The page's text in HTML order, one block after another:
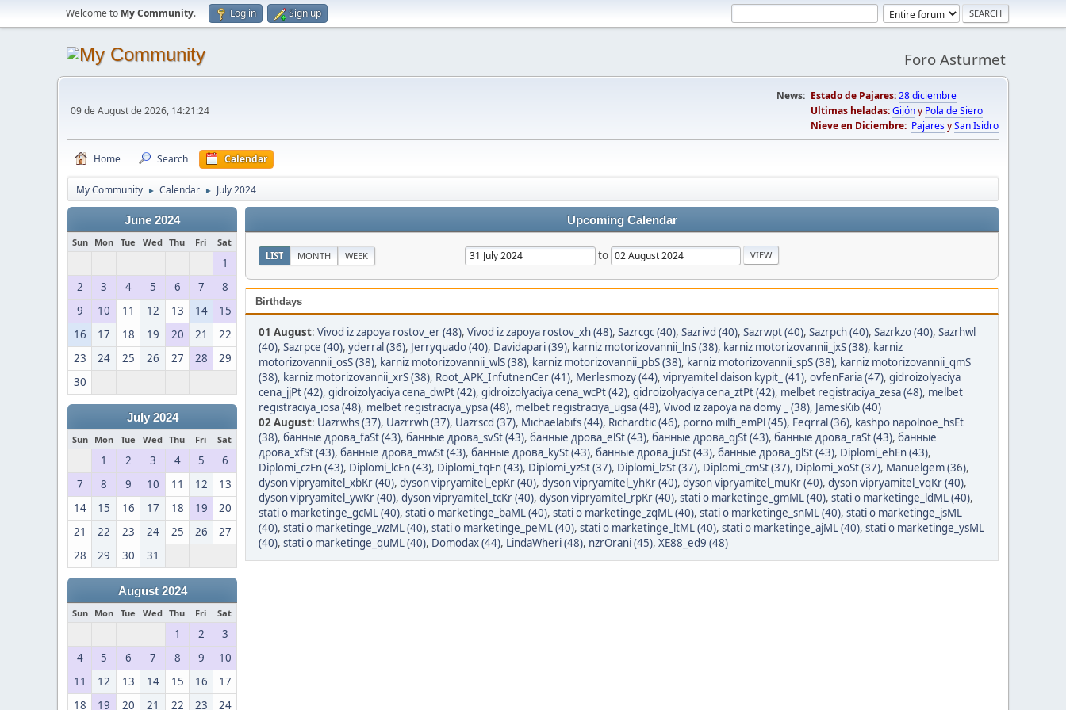
Welcome to My Community. Log in Sign up
Foro Asturmet
09 de August de 2026, 14:21:24
News: Estado de Pajares:28 diciembre
Ultimas heladas:Gijóny Pola de Siero
Nieve en Diciembre: PajaresySan Isidro
Home Search Calendar
My Community ► Calendar ► July 2024
June 2024
Sun Mon Tue Wed Thu Fri Sat
1
2
3 4 5 6 7
8
9
10 11 12 13 14
15
16
17 18 19 20 21
22
23
24 25 26 27 28
29
30
July 2024
Sun Mon Tue Wed Thu Fri Sat
1 2 3 4 5
6
7
8 9 10 11 12
13
14
15 16 17 18 19
20
21
22 23 24 25 26
27
28
29 30 31
August 2024
Sun Mon Tue Wed Thu Fri Sat
1 2
3
4
5 6 7 8 9
10
11
12 13 14 15 16
17
18
19 20 21 22 23 24
Upcoming Calendar
LIST MONTH WEEK to
Birthdays
01 August: Vivod iz zapoya rostov_er (48), Vivod iz zapoya rostov_xh (48), Sazrcgc (40), Sazrivd (40), Sazrwpt (40), Sazrpch (40), Sazrkzo (40), Sazrhwl
(40), Sazrpce (40), yderral (36), Jerryquado (40), Davidapari (39), karniz motorizovannii_lnS (38), karniz motorizovannii_jxS (38), karniz
motorizovannii_osS (38), karniz motorizovannii_wlS (38), karniz motorizovannii_pbS (38), karniz motorizovannii_spS (38), karniz motorizovannii_qmS
(38), karniz motorizovannii_xrS (38), Root_APK_InfutnenCer (41), Merlesmozy (44), vipryamitel daison kypit_ (41), ovfenFaria (47), gidroizolyaciya
cena_jjPt (42), gidroizolyaciya cena_dwPt (42), gidroizolyaciya cena_wcPt (42), gidroizolyaciya cena_ztPt (42), melbet registraciya_zesa (48), melbet
registraciya_iosa (48), melbet registraciya_ypsa (48), melbet registraciya_ugsa (48), Vivod iz zapoya na domy _ (38), JamesKib (40)
02 August: Uazrwhs (37), Uazrrwh (37), Uazrscd (37), Michaelabifs (44), Richardtic (46), porno milfi_emPl (45), Feqrral (36), kashpo napolnoe_hsEt
(38), банные дрова_faSt (43), банные дрова_svSt (43), банные дрова_elSt (43), банные дрова_qjSt (43), банные дрова_raSt (43), банные
дрова_xfSt (43), банные дрова_mwSt (43), банные дрова_kySt (43), банные дрова_juSt (43), банные дрова_glSt (43), Diplomi_ehEn (43),
Diplomi_czEn (43), Diplomi_lcEn (43), Diplomi_tqEn (43), Diplomi_yzSt (37), Diplomi_lzSt (37), Diplomi_cmSt (37), Diplomi_xoSt (37), Manuelgem (36),
dyson vipryamitel_xbKr (40), dyson vipryamitel_epKr (40), dyson vipryamitel_yhKr (40), dyson vipryamitel_muKr (40), dyson vipryamitel_vqKr (40),
dyson vipryamitel_ywKr (40), dyson vipryamitel_tcKr (40), dyson vipryamitel_rpKr (40), stati o marketinge_gmML (40), stati o marketinge_ldML (40),
stati o marketinge_gcML (40), stati o marketinge_baML (40), stati o marketinge_zqML (40), stati o marketinge_snML (40), stati o marketinge_jsML
(40), stati o marketinge_wzML (40), stati o marketinge_peML (40), stati o marketinge_ltML (40), stati o marketinge_ajML (40), stati o marketinge_ysML
(40), stati o marketinge_quML (40), Domodax (44), LindaWheri (48), nzrOrani (45), XE88_ed9 (48)